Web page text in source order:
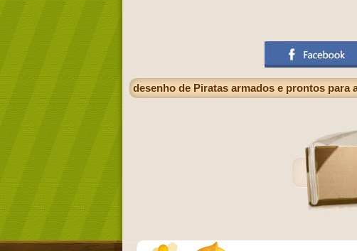
desenho de Piratas armados e prontos para